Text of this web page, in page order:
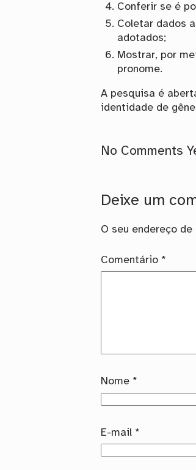
Conferir se é
Coletar dados
adotados;
Mostrar, por
pronome.
A pesquisa é
identidade de
No Comments
Deixe um
O seu endereço
Comentário *
Nome *
E-mail *